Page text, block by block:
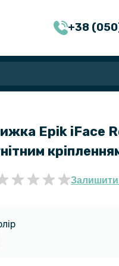
+38
Epik iFace
Залишити